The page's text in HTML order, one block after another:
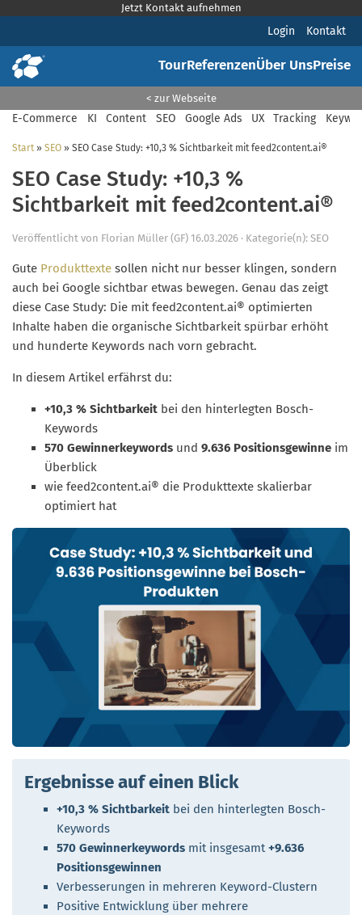
Jetzt Kontakt aufnehmen
Login Kontakt
TourReferenzenÜber UnsPreise
< zur Webseite
E-Commerce KI Content SEO Google Ads UX Tracking
Start » SEO » SEO Case Study: +10,3 % Sichtbarkeit mit feed2content.ai®
SEO Case Study: +10,3 %
Sichtbarkeit mit feed2content.ai®
Veröffentlicht von Florian Müller (GF) 16.03.2026 · Kategorie(n): SEO
Gute Produkttexte sollen nicht nur besser klingen, sondern
auch bei Google sichtbar etwas bewegen. Genau das zeigt
diese Case Study: Die mit feed2content.ai® optimierten
Inhalte haben die organische Sichtbarkeit spürbar erhöht
und hunderte Keywords nach vorn gebracht.
In diesem Artikel erfährst du:
+10,3 % Sichtbarkeit bei den hinterlegten Bosch-
Keywords
570 Gewinnerkeywords und 9.636 Positionsgewinne im
Überblick
wie feed2content.ai® die Produkttexte skalierbar
optimiert hat
Ergebnisse auf einen Blick
+10,3 % Sichtbarkeit bei den hinterlegten Bosch-
Keywords
570 Gewinnerkeywords mit insgesamt+9.636
Positionsgewinnen
Verbesserungen in mehreren Keyword-Clustern
Positive Entwicklung über mehrere